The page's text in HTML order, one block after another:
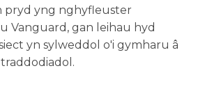
pryd yng nghyfleuster
Vanguard, gan leihau hyd
yn sylweddol o'i gymharu â